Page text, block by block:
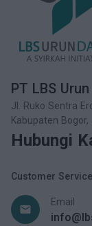
PT LBS
Jl. Ruko Sentra
Kabupaten
Hubungi
Customer Service
email
Email